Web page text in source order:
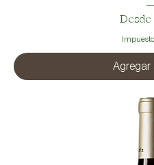
Desde
Precio
Agregar